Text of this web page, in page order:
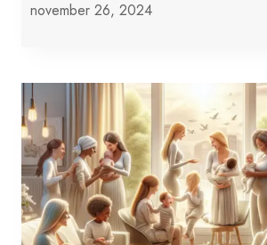
november 26, 2024